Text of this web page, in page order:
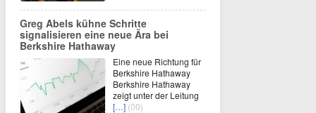
Greg Abels kühne Schritte
signalisieren eine neue Ära bei
Berkshire Hathaway
Eine neue Richtung für
Berkshire Hathaway
Berkshire Hathaway
zeigt unter der Leitung
[…] (00)